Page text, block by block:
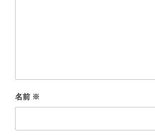
名前 ※